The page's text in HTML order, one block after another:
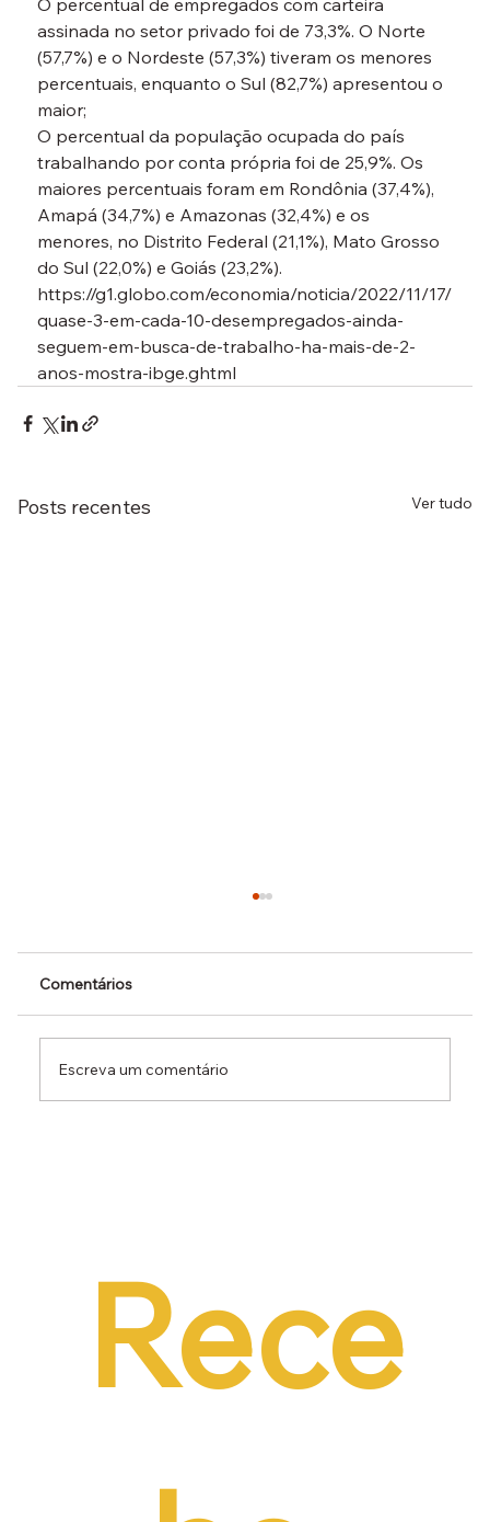
O percentual de empregados com carteira
assinada no setor privado foi de 73,3%. O Norte
(57,7%) e o Nordeste (57,3%) tiveram os menores
percentuais, enquanto o Sul (82,7%) apresentou o
maior;
O percentual da população ocupada do país
trabalhando por conta própria foi de 25,9%. Os
maiores percentuais foram em Rondônia (37,4%),
Amapá (34,7%) e Amazonas (32,4%) e os
menores, no Distrito Federal (21,1%), Mato Grosso
do Sul (22,0%) e Goiás (23,2%).
https://g1.globo.com/economia/noticia/2022/11/17/
quase-3-em-cada-10-desempregados-ainda-
seguem-em-busca-de-trabalho-ha-mais-de-2-
anos-mostra-ibge.ghtml
Posts recentes Ver tudo
Comentários
Escreva um comentário
Rece